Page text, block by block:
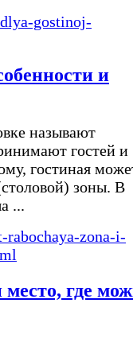
и
называют
гостей и
гостиная
зоны. В
...
место, где